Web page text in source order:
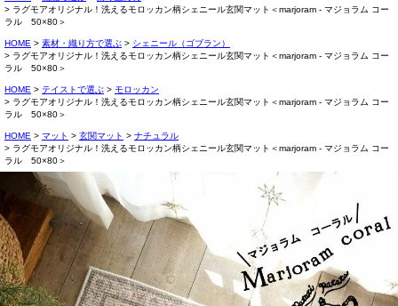
ラグモアオリジナル！洗えるモロッカン柄シェニール玄関マット＜marjoram - マジョラム コー
ラル 50×80＞
HOME 素材・織り方で選ぶ
シェニール（ゴブラン）
ラグモアオリジナル！洗えるモロッカン柄シェニール玄関マット＜marjoram - マジョラム コー
ラル 50×80＞
HOME テイストで選ぶ
モロッカン
ラグモアオリジナル！洗えるモロッカン柄シェニール玄関マット＜marjoram - マジョラム コー
ラル 50×80＞
HOME マット 玄関マット
ナチュラル
ラグモアオリジナル！洗えるモロッカン柄シェニール玄関マット＜marjoram - マジョラム コー
ラル 50×80＞